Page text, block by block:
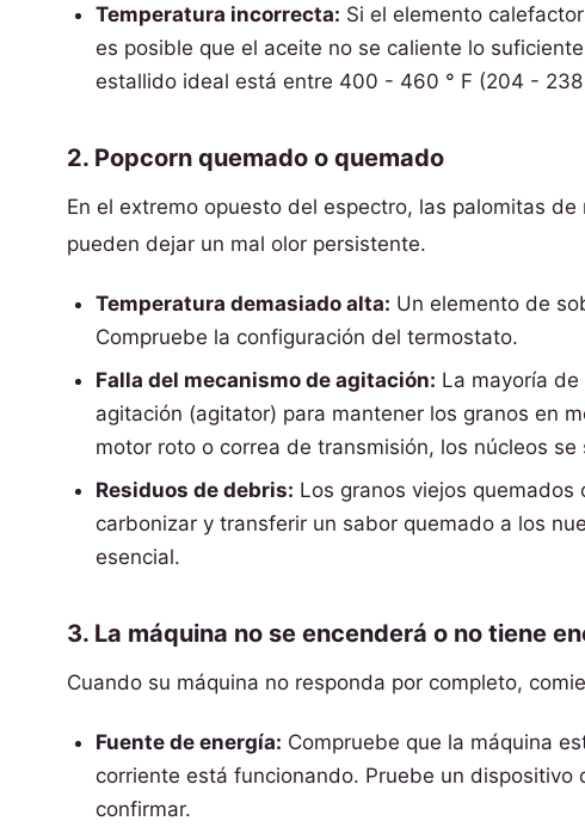
Temperatura incorrecta: Si el elemento
es posible que el aceite no se caliente lo
estallido ideal está entre 400 - 460 ° F (204 - 238
2. Popcorn quemado o quemado
En el extremo opuesto del espectro, las palomitas
pueden dejar un mal olor persistente.
Temperatura demasiado alta: Un elemento de
Compruebe la configuración del termostato.
Falla del mecanismo de agitación: La mayoría
agitación (agitator) para mantener los granos en
motor roto o correa de transmisión, los núcleos
Residuos de debris: Los granos viejos
carbonizar y transferir un sabor quemado a los
esencial.
3. La máquina no se encenderá o no tiene
Cuando su máquina no responda por completo,
Fuente de energía: Compruebe que la máquina
corriente está funcionando. Pruebe un
confirmar.